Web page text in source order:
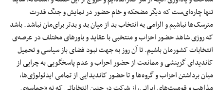
تنها چاره‌ای‌ست که دیگر مضحکه و خام حضور در نمایش و جنگ قدرت
مترسک‌ها نباشیم و الزامی به انتخاب بد از میان بد و بدتر برای‌مان نباشد. باشد
که روزی شاهد حضور احزاب و منتخبی با عقاید و باورهای مختلف در عرصه‌ی
انتخابات کشورمان باشیم. تا آن روز به جهت نبود فضای باز سیاسی و تحمیل
کاندیدای گزینشی و ممانعت از حضور احزاب و عدم پاسخگویی به چرایی از
میان برداشتن احزاب و گروه‌ها و تا حضور کاندیدایی از تمامی ایدئولوژی‌ها،